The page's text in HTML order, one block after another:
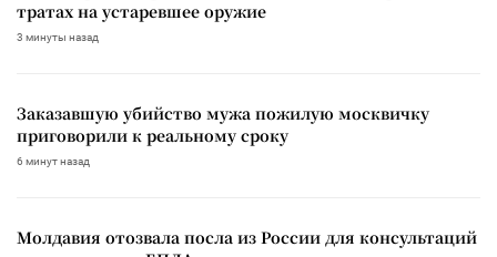
тратах на устаревшее оружие
3 минуты назад
Заказавшую убийство мужа пожилую москвичку
приговорили к реальному сроку
6 минут назад
Молдавия отозвала посла из России для консультаций